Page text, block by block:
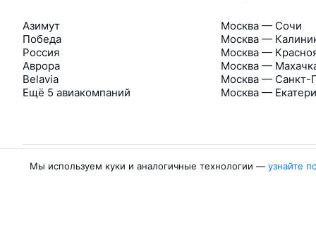
Азимут
Победа
Россия
Аврора
Belavia
Ещё 5 авиакомпаний
Москва — Сочи
Москва —
Москва —
Москва —
Москва — Санкт-
Москва —
Мы используем куки и аналогичные технологии — узнайте